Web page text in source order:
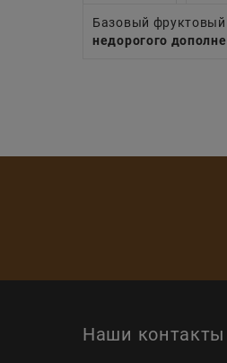
Базовый фруктовый
недорогого
Наши контакты